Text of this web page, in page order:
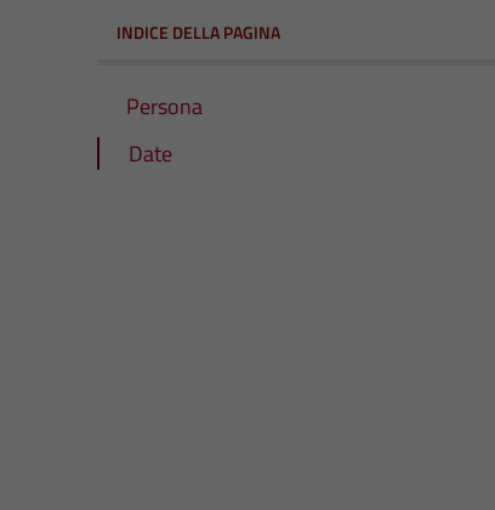
INDICE DELLA PAGINA
Persona
Date